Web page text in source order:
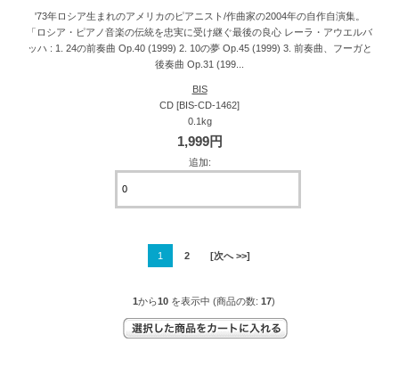
'73年ロシア生まれのアメリカのピアニスト/作曲家の2004年の自作自演集。
「ロシア・ピアノ音楽の伝統を忠実に受け継ぐ最後の良心 レーラ・アウエルバ
ッハ : 1. 24の前奏曲 Op.40 (1999) 2. 10の夢 Op.45 (1999) 3. 前奏曲、フーガと
後奏曲 Op.31 (199...
BIS
CD [BIS-CD-1462]
0.1kg
1,999円
追加:
1 2 [次へ >>]
1 から10 を表示中 (商品の数: 17)